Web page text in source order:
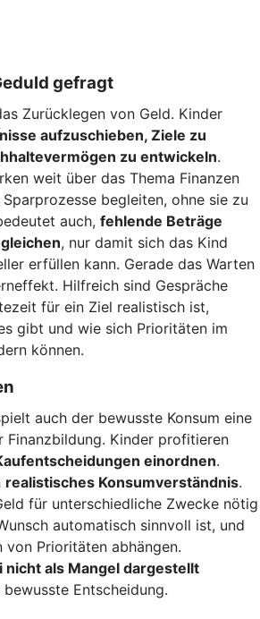
gefragt
Zurücklegen von Geld. Kinder
aufzuschieben, Ziele zu
zu entwickeln.
weit über das Thema Finanzen
begleiten, ohne sie zu
auch, fehlende Beträge
, nur damit sich das Kind
erfüllen kann. Gerade das Warten
Hilfreich sind Gespräche
für ein Ziel realistisch ist,
gibt und wie sich Prioritäten im
können.
auch der bewusste Konsum eine
Finanzbildung. Kinder profitieren
einordnen.
realistisches Konsumverständnis.
für unterschiedliche Zwecke nötig
automatisch sinnvoll ist, und
von Prioritäten abhängen.
nicht als Mangel dargestellt
bewusste Entscheidung.